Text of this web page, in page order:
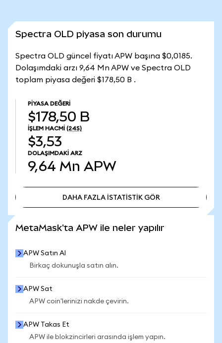
Spectra OLD piyasa son durumu
Spectra OLD güncel fiyatı APW başına $0,0185.
Dolaşımdaki arzı 9,64 Mn APW ve Spectra OLD
toplam piyasa değeri $178,50 B .
PIYASA DEĞERI
$178,50 B
İŞLEM HACMI (24S)
$3,53
DOLAŞIMDAKI ARZ
9,64 Mn APW
DAHA FAZLA İSTATİSTİK GÖR
MetaMask'ta APW ile neler yapılır
APW Satın Al
Birkaç dokunuşla satın alın.
APW Sat
APW coin'lerinizi nakde çevirin.
APW Takas Et
APW ile blokzincirleri arasında işlem yapın.